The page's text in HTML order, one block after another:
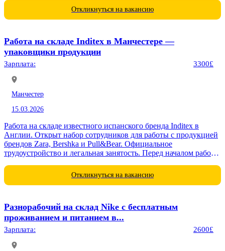
Видео/фото...
Откликнуться на вакансию
Работа на складе Inditex в Манчестере —
упаковщики продукции
Зарплата: 3300£
Манчестер
15.03.2026
Работа на складе известного испанского бренда Inditex в
Англии. Открыт набор сотрудников для работы с продукцией
брендов Zara, Bershka и Pull&Bear. Официальное
трудоустройство и легальная занятость. Перед началом работы
Откликнуться на вакансию
Разнорабочий на склад Nike с бесплатным
проживанием и питанием в...
Зарплата: 2600£